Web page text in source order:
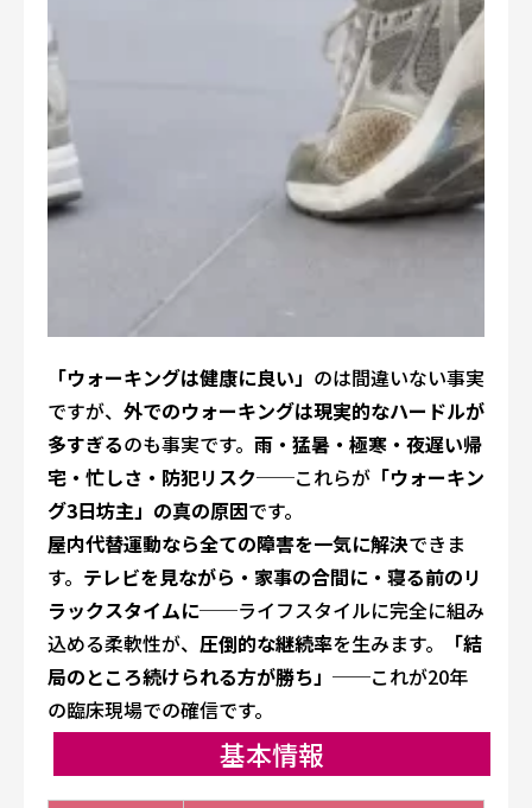
「ウォーキングは健康に良い」 のは間違いない事実
ですが、 外でのウォーキングは現実的なハードルが
多すぎるのも事実です。 雨・猛暑・極寒・夜遅い帰
宅・忙しさ・防犯リスク──これらが 「ウォーキン
グ3日坊主」の真の原因です。
屋内代替運動なら全ての障害を一気に解決できま
す。 テレビを見ながら・家事の合間に・寝る前のリ
ラックスタイムに──ライフスタイルに完全に組み
込める柔軟性が、 圧倒的な継続率を生みます。
「結
局のところ続けられる方が勝ち」 ──これが20年
の臨床現場での確信です。
基本情報